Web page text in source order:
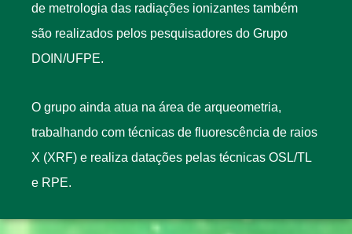
de metrologia das radiações ionizantes também
são realizados pelos pesquisadores do Grupo
DOIN/UFPE.
O grupo ainda atua na área de arqueometria,
trabalhando com técnicas de fluorescência de raios
X (XRF) e realiza datações pelas técnicas OSL/TL
e RPE.